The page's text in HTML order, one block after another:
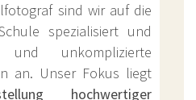
sind wir auf die
spezialisiert und
unkomplizierte
an. Unser Fokus liegt
hochwertiger